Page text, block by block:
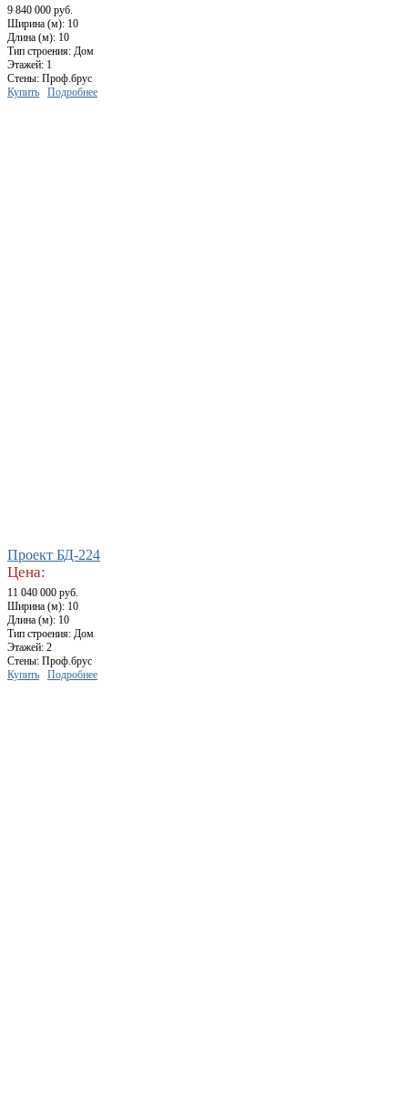
9 840 000 руб.
Ширина (м): 10
Длина (м): 10
Тип строения: Дом
Этажей: 1
Стены: Проф.брус
Купить
Подробнее
Проект БД-224
Цена:
11 040 000 руб.
Ширина (м): 10
Длина (м): 10
Тип строения: Дом
Этажей: 2
Стены: Проф.брус
Купить
Подробнее